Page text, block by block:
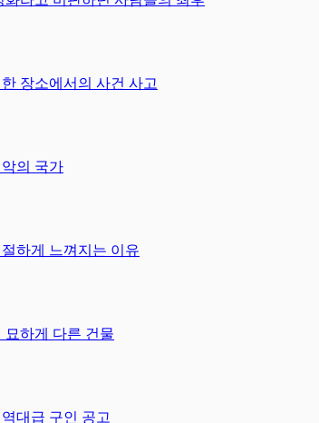
장소에서의 사건 사고
의 국가
하게 느껴지는 이유
묘하게 다른 건물
대급 구인 공고